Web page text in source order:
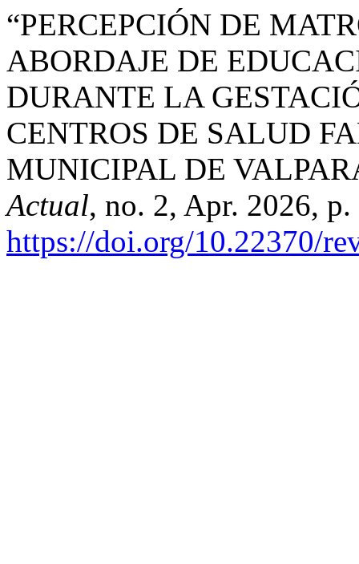
“PERCEPCIÓN DE
ABORDAJE DE
DURANTE LA
CENTROS DE SALUD
MUNICIPAL DE
Actual, no. 2, Apr. 2026, p.
https://doi.org/10.22370/